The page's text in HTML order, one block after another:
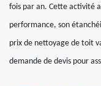
fois par an. Cette activité
performance, son
prix de nettoyage de toit
demande de devis pour